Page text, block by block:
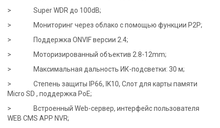
> Super WDR до 100dB;
> Мониторинг через облако с помощью функции P2P;
> Поддержка ONVIF версии 2.4;
> Моторизированный объектив 2.8-12mm;
> Максимальная дальность ИК-подсветки: 30 м;
> Степень защиты IP66, IK10, Слот для карты памяти
Micro SD , поддержка PoE;
> Встроенный Web-сервер, интерфейс пользователя
WEB CMS APP NVR;